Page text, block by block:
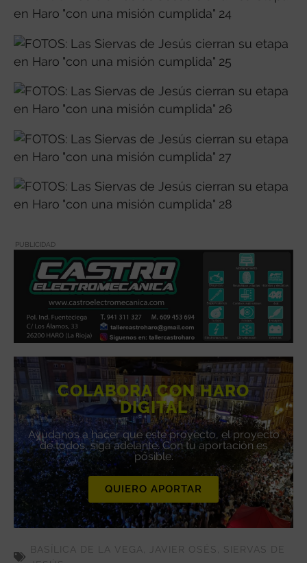
PUBLICIDAD
COLABORA CON HARO
DIGITAL
Ayúdanos a hacer que este proyecto, el proyecto
de todos, siga adelante. Con tu aportación es
posible.
QUIERO APORTAR
BASÍLICA DE LA VEGA, JAVIER OSÉS, SIERVAS DE